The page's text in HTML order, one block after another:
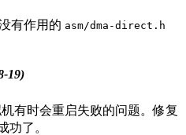
有作用的 asm/dma-direct.h
19)
有时会重启失败的问题。修复
功了。